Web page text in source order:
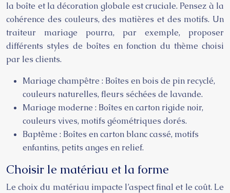
la boîte et la décoration globale est cruciale. Pensez à la
cohérence des couleurs, des matières et des motifs. Un
traiteur mariage pourra, par exemple, proposer
différents styles de boîtes en fonction du thème choisi
par les clients.
Mariage champêtre : Boîtes en bois de pin recyclé,
couleurs naturelles, fleurs séchées de lavande.
Mariage moderne : Boîtes en carton rigide noir,
couleurs vives, motifs géométriques dorés.
Baptême : Boîtes en carton blanc cassé, motifs
enfantins, petits anges en relief.
Choisir le matériau et la forme
Le choix du matériau impacte l’aspect final et le coût. Le